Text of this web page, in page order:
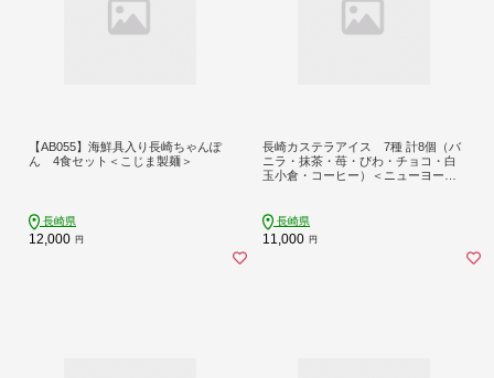
【AB055】海鮮具入り長崎ちゃんぽ
ん 4食セット＜こじま製麺＞
長崎県
12,000 円
長崎カステラアイス 7種 計8個（バ
ニラ・抹茶・苺・びわ・チョコ・白
玉小倉・コーヒー）＜ニューヨーク
長崎県
11,000 円